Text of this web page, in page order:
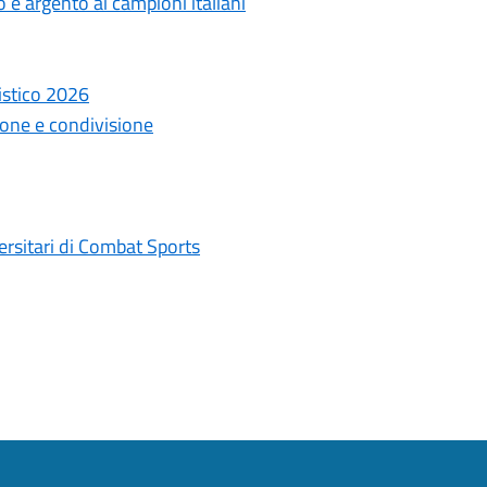
2026
e condivisione
di Combat Sports